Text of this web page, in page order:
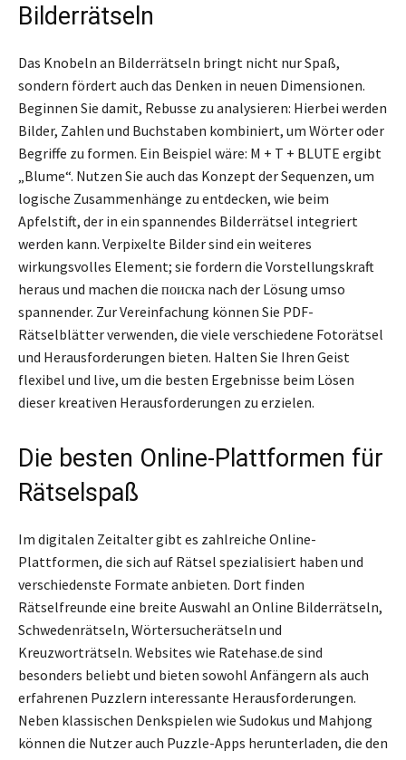
Bilderrätseln
Das Knobeln an Bilderrätseln bringt nicht nur Spaß,
sondern fördert auch das Denken in neuen Dimensionen.
Beginnen Sie damit, Rebusse zu analysieren: Hierbei werden
Bilder, Zahlen und Buchstaben kombiniert, um Wörter oder
Begriffe zu formen. Ein Beispiel wäre: M + T + BLUTE ergibt
„Blume“. Nutzen Sie auch das Konzept der Sequenzen, um
logische Zusammenhänge zu entdecken, wie beim
Apfelstift, der in ein spannendes Bilderrätsel integriert
werden kann. Verpixelte Bilder sind ein weiteres
wirkungsvolles Element; sie fordern die Vorstellungskraft
heraus und machen die поиска nach der Lösung umso
spannender. Zur Vereinfachung können Sie PDF-
Rätselblätter verwenden, die viele verschiedene Fotorätsel
und Herausforderungen bieten. Halten Sie Ihren Geist
flexibel und live, um die besten Ergebnisse beim Lösen
dieser kreativen Herausforderungen zu erzielen.
Die besten Online-Plattformen für
Rätselspaß
Im digitalen Zeitalter gibt es zahlreiche Online-
Plattformen, die sich auf Rätsel spezialisiert haben und
verschiedenste Formate anbieten. Dort finden
Rätselfreunde eine breite Auswahl an Online Bilderrätseln,
Schwedenrätseln, Wörtersucherätseln und
Kreuzworträtseln. Websites wie Ratehase.de sind
besonders beliebt und bieten sowohl Anfängern als auch
erfahrenen Puzzlern interessante Herausforderungen.
Neben klassischen Denkspielen wie Sudokus und Mahjong
können die Nutzer auch Puzzle-Apps herunterladen, die den